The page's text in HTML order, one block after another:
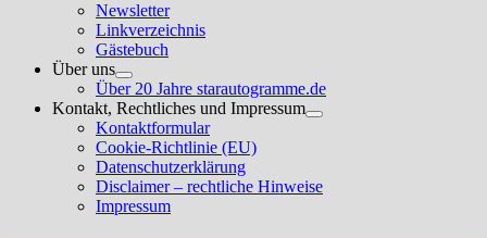
Untermenü
anzeigen
Newsletter
Linkverzeichnis
Gästebuch
Über uns
Untermenü
anzeigen
Über 20 Jahre starautogramme.de
Kontakt, Rechtliches und Impressum
Untermenü
Kontaktformular
Cookie-Richtlinie (EU)
Datenschutzerklärung
Disclaimer – rechtliche Hinweise
Impressum